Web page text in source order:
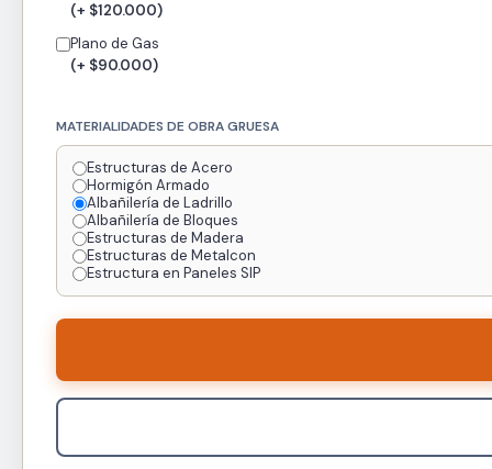
(+ $120.000)
Plano de Gas
(+ $90.000)
MATERIALIDADES DE OBRA GRUESA
Estructuras de Acero
Hormigón Armado
Albañilería de Ladrillo
Albañilería de Bloques
Estructuras de Madera
Estructuras de Metalcon
Estructura en Paneles SIP